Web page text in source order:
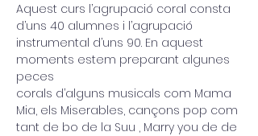
Aquest curs l’agrupació coral consta
d’uns 40 alumnes i l’agrupació
instrumental d’uns 90. En aquest
moments estem preparant algunes
peces
corals d’alguns musicals com Mama
Mia, els Miserables, cançons pop com
tant de bo de la Suu , Marry you de de